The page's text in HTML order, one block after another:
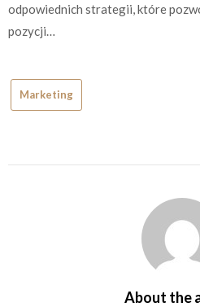
odpowiednich strategii, które
pozycji…
Marketing
About the